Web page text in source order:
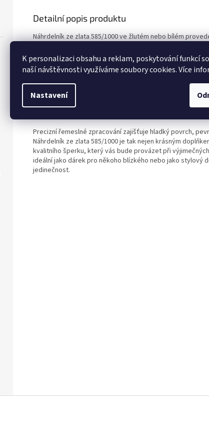
K personalizaci obsahu a reklam, poskytování funkcí
naší návštěvnosti využíváme soubory cookies. Více
Nastavení
Detailní popis produktu
Náhrdelník ze zlata 585/1000 ve žlutém nebo bílém
zpracovaného zlata, které vyniká svou odolností i
zachovává svůj krásný vzhled po dlouhá léta.
Žluté zlato působí klasicky a hřejivě, zatímco bílé zlato
vzhled. Díky této variabilitě si můžete vybrat variantu,
stylem i ostatními šperky. Náhrdelník je navržen tak, aby
Precizní řemeslné zpracování zajišťuje hladký povrch,
Náhrdelník ze zlata 585/1000 je tak nejen krásným
kvalitního šperku, který vás bude provázet při
ideální jako dárek pro někoho blízkého nebo jako stylový
jedinečnost.